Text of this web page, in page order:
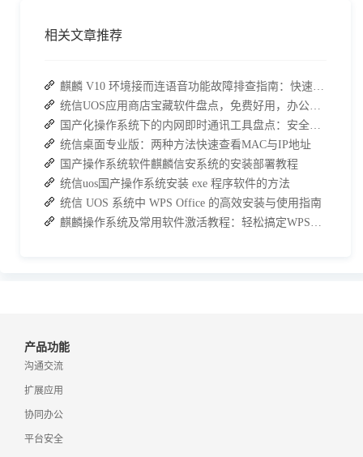
相关文章推荐
麒麟 V10 环境接而连语音功能故障排查指南：快速恢复高效协作
统信UOS应用商店宝藏软件盘点，免费好用，办公效率直接拉满
国产化操作系统下的内网即时通讯工具盘点：安全与高效的双重亮点
统信桌面专业版：两种方法快速查看MAC与IP地址
国产操作系统软件麒麟信安系统的安装部署教程
统信uos国产操作系统安装 exe 程序软件的方法
统信 UOS 系统中 WPS Office 的高效安装与使用指南
麒麟操作系统及常用软件激活教程：轻松搞定WPS与数科OFD的激活
产品功能
沟通交流
扩展应用
协同办公
平台安全